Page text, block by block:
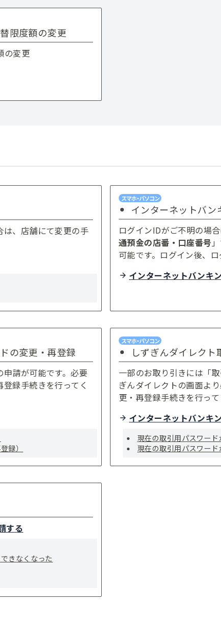
限度額の変更
の変更
は、店舗にて変更の手
インターネットバン
ログインIDがご不明の場
通預金の店番・口座番号
可能です。ログイン後、
インターネットバンキ
の変更・再登録
請が可能です。必要
録手続きを行ってく
録）
しずぎんダイレク
一部のお取り引きには「
ぎんダイレクトの画面よ
更・再登録手続きを行って
インターネットバンキ
現在の取引用パスワード
現在の取引用パスワード
する
きなくなった